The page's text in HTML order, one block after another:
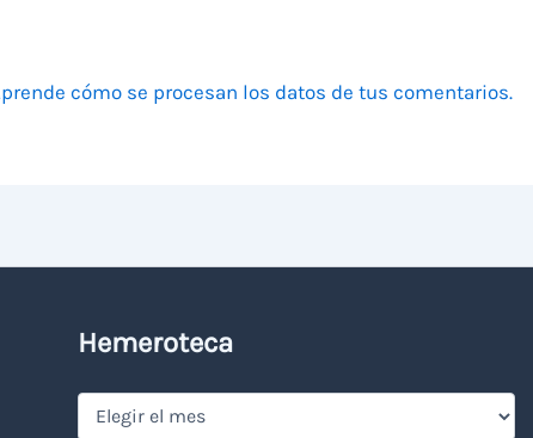
cómo se procesan los datos de tus comentarios.
Hemeroteca
Hemeroteca